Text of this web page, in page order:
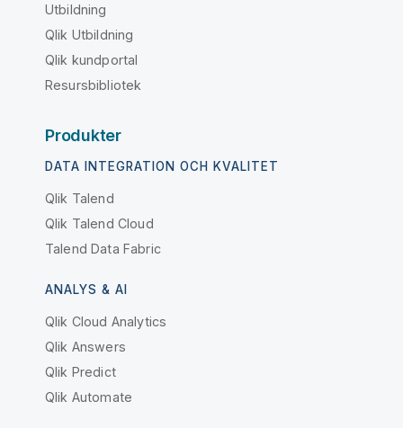
Utbildning
Qlik Utbildning
Qlik kundportal
Resursbibliotek
Produkter
DATA INTEGRATION OCH KVALITET
Qlik Talend
Qlik Talend Cloud
Talend Data Fabric
ANALYS & AI
Qlik Cloud Analytics
Qlik Answers
Qlik Predict
Qlik Automate